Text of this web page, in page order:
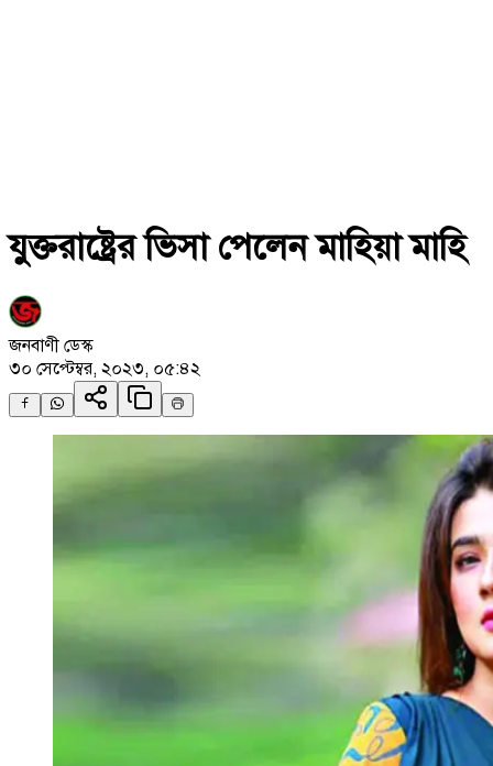
যুক্তরাষ্ট্রের ভিসা পেলেন মাহিয়া মাহি
জনবাণী ডেস্ক
৩০ সেপ্টেম্বর, ২০২৩, ০৫:৪২